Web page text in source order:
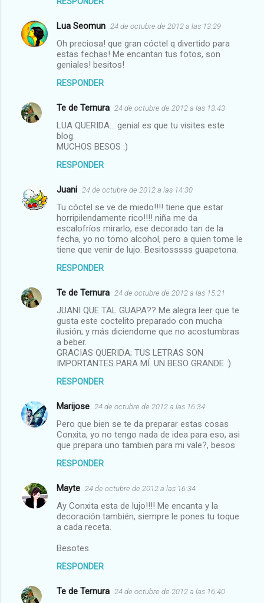
Lua Seomun 24 de octubre de 2012 a las 13:29
Oh preciosa! que gran cóctel q divertido para
estas fechas! Me encantan tus fotos, son
geniales! besitos!
RESPONDER
Te de Ternura 24 de octubre de 2012 a las 13:43
LUA QUERIDA... genial es que tu visites este
blog.
MUCHOS BESOS :)
RESPONDER
Juani 24 de octubre de 2012 a las 14:30
Tu cóctel se ve de miedo!!!! tiene que estar
horripilendamente rico!!!! niña me da
escalofríos mirarlo, ese decorado tan de la
fecha, yo no tomo alcohol, pero a quien tome le
tiene que venir de lujo. Besitosssss guapetona.
RESPONDER
Te de Ternura 24 de octubre de 2012 a las 15:21
JUANI QUE TAL GUAPA?? Me alegra leer que te
gusta este coctelito preparado con mucha
ilusión; y más diciendome que no acostumbras
a beber.
GRACIAS QUERIDA; TUS LETRAS SON
IMPORTANTES PARA MÍ. UN BESO GRANDE :)
RESPONDER
Marijose 24 de octubre de 2012 a las 16:34
Pero que bien se te da preparar estas cosas
Conxita, yo no tengo nada de idea para eso, asi
que prepara uno tambien para mi vale?, besos
RESPONDER
Mayte 24 de octubre de 2012 a las 16:34
Ay Conxita esta de lujo!!!! Me encanta y la
decoración también, siempre le pones tu toque
a cada receta.
Besotes.
RESPONDER
Te de Ternura 24 de octubre de 2012 a las 16:40